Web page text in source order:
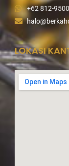
+62 812-
LOKASI